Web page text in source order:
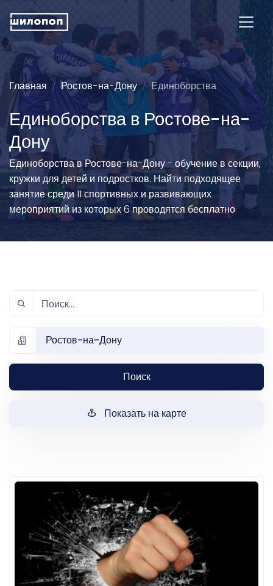
Главная Ростов-на-Дону Единоборства
Единоборства в Ростове-на-
Дону
Единоборства в Ростове-на-Дону - обучение в секции,
кружки для детей и подростков. Найти подходящее
занятие среди 11 спортивных и развивающих
мероприятий из которых 6 проводятся бесплатно
Ростов-на-Дону
Поиск
Показать на карте